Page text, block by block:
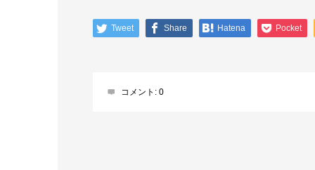
Tweet Share Hatena Pocket
コメント: 0